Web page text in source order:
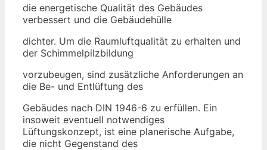
die energetische Qualität des Gebäudes
verbessert und die Gebäudehülle
dichter. Um die Raumluftqualität zu erhalten und
der Schimmelpilzbildung
vorzubeugen, sind zusätzliche Anforderungen an
die Be- und Entlüftung des
Gebäudes nach DIN 1946-6 zu erfüllen. Ein
insoweit eventuell notwendiges
Lüftungskonzept, ist eine planerische Aufgabe,
die nicht Gegenstand des